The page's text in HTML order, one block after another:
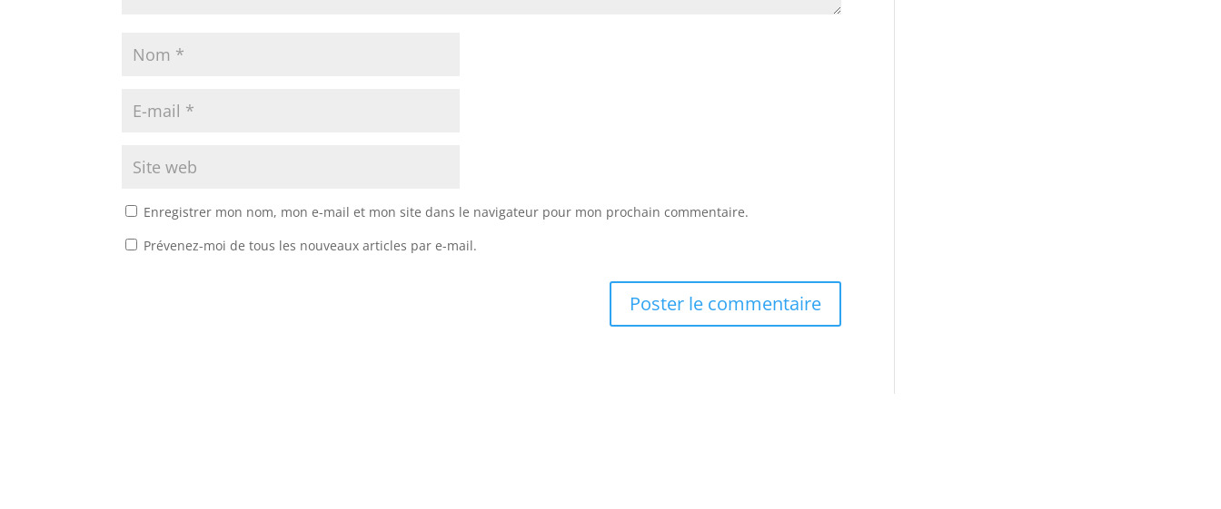
Enregistrer mon nom, mon e-mail et mon site dans le navigateur pour mon prochain commentaire.
Prévenez-moi de tous les nouveaux articles par e-mail.